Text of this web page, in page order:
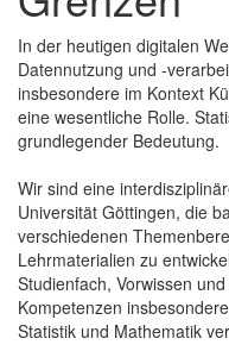
In der heutigen digitalen
Datennutzung und -
insbesondere im Kontext
eine wesentliche Rolle.
grundlegender Bedeutung.
Wir sind eine
Universität Göttingen, die
verschiedenen
Lehrmaterialien zu
Studienfach, Vorwissen
Kompetenzen
Statistik und Mathematik